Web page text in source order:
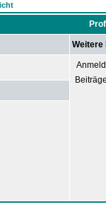
Weitere